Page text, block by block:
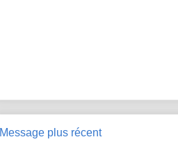
Message plus récent